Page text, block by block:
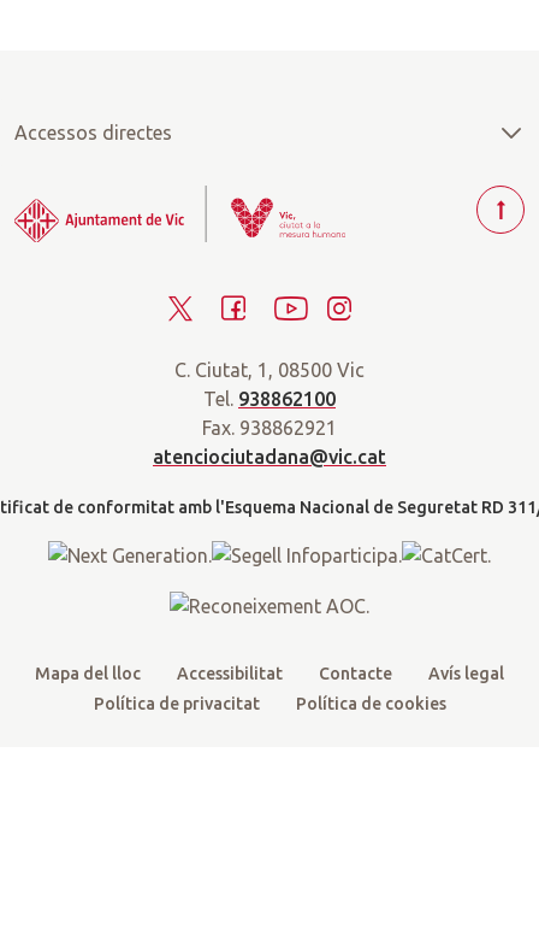
Accessos directes
i
t
t
c
e
b
o
k
Y
u
t
u
s
a
a
m
C. Ciutat, 1, 08500 Vic
Tel. 938862100
Fax. 938862921
atenciociutadana@vic.cat
Mapa del lloc Accessibilitat Contacte
Avís legal
Política de privacitat
Política de cookies
T
t